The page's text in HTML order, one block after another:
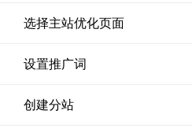
选择主站优化页面
设置推广词
创建分站